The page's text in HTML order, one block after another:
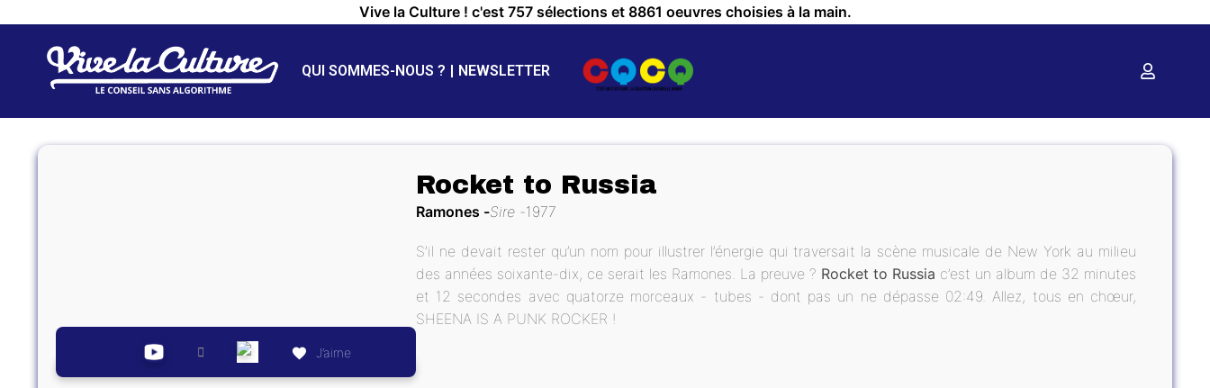
Vive la Culture ! c'est 757 sélections et 8861 oeuvres choisies à la main.
QUI SOMMES-NOUS ? NEWSLETTER
J’aime
Rocket to Russia
Ramones Sire 1977
S’il ne devait rester qu’un nom pour illustrer l’énergie qui traversait la scène musicale de New York au milieu
des années soixante-dix, ce serait les Ramones. La preuve ? Rocket to Russia c’est un album de 32 minutes
et 12 secondes avec quatorze morceaux - tubes - dont pas un ne dépasse 02:49. Allez, tous en chœur,
SHEENA IS A PUNK ROCKER !